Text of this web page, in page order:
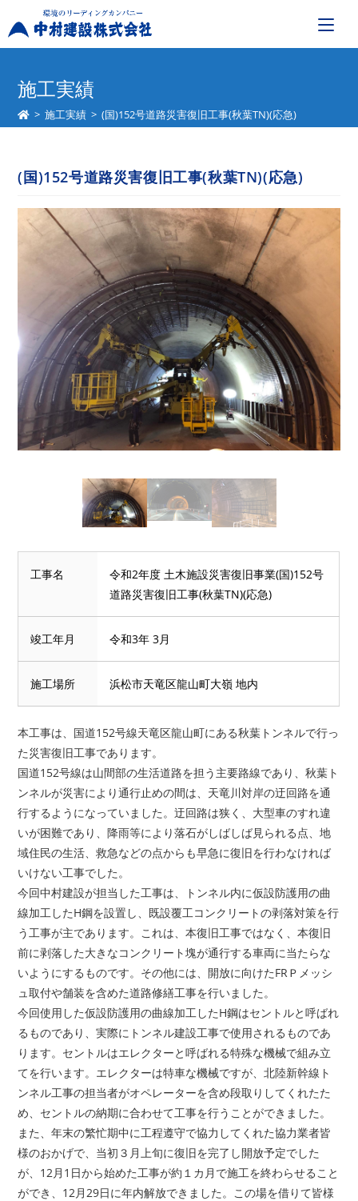
施工実績
> 施工実績 > (国)152号道路災害復旧工事(秋葉TN)(応急)
(国)152号道路災害復旧工事(秋葉TN)(応急)
工事名
令和2年度 土木施設災害復旧事業(国)152号
道路災害復旧工事(秋葉TN)(応急)
竣工年月 令和3年 3月
施工場所 浜松市天竜区龍山町大嶺 地内
本工事は、国道152号線天竜区龍山町にある秋葉トンネルで行っ
た災害復旧工事であります。
国道152号線は山間部の生活道路を担う主要路線であり、秋葉ト
ンネルが災害により通行止めの間は、天竜川対岸の迂回路を通
行するようになっていました。迂回路は狭く、大型車のすれ違
いが困難であり、降雨等により落石がしばしば見られる点、地
域住民の生活、救急などの点からも早急に復旧を行わなければ
いけない工事でした。
今回中村建設が担当した工事は、トンネル内に仮設防護用の曲
線加工したH鋼を設置し、既設覆工コンクリートの剥落対策を行
う工事が主であります。これは、本復旧工事ではなく、本復旧
前に剥落した大きなコンクリート塊が通行する車両に当たらな
いようにするものです。その他には、開放に向けたFRＰメッシ
ュ取付や舗装を含めた道路修繕工事を行いました。
今回使用した仮設防護用の曲線加工したH鋼はセントルと呼ばれ
るものであり、実際にトンネル建設工事で使用されるものであ
ります。セントルはエレクターと呼ばれる特殊な機械で組み立
てを行います。エレクターは特車な機械ですが、北陸新幹線ト
ンネル工事の担当者がオペレーターを含め段取りしてくれたた
め、セントルの納期に合わせて工事を行うことができました。
また、年末の繁忙期中に工程遵守で協力してくれた協力業者皆
様のおかげで、当初３月上旬に復旧を完了し開放予定でした
が、12月1日から始めた工事が約１カ月で施工を終わらせること
ができ、12月29日に年内解放できました。この場を借りて皆様